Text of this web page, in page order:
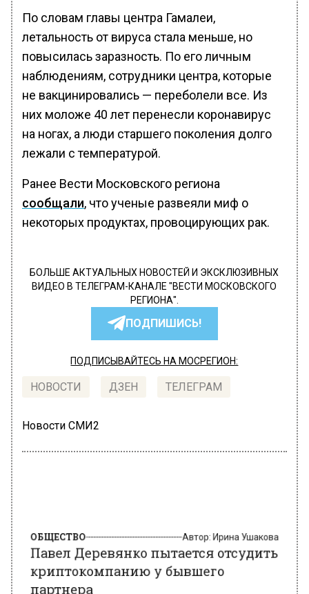
По словам главы центра Гамалеи,
летальность от вируса стала меньше, но
повысилась заразность. По его личным
наблюдениям, сотрудники центра, которые
не вакцинировались — переболели все. Из
них моложе 40 лет перенесли коронавирус
на ногах, а люди старшего поколения долго
лежали с температурой.
Ранее Вести Московского региона
сообщали, что ученые развеяли миф о
некоторых продуктах, провоцирующих рак.
БОЛЬШЕ АКТУАЛЬНЫХ НОВОСТЕЙ И ЭКСКЛЮЗИВНЫХ
ВИДЕО В ТЕЛЕГРАМ-КАНАЛЕ "ВЕСТИ МОСКОВСКОГО
РЕГИОНА".
ПОДПИШИСЬ!
ПОДПИСЫВАЙТЕСЬ НА МОСРЕГИОН:
НОВОСТИ ДЗЕН ТЕЛЕГРАМ
Новости СМИ2
криптокомпанию у бывшего
партнера